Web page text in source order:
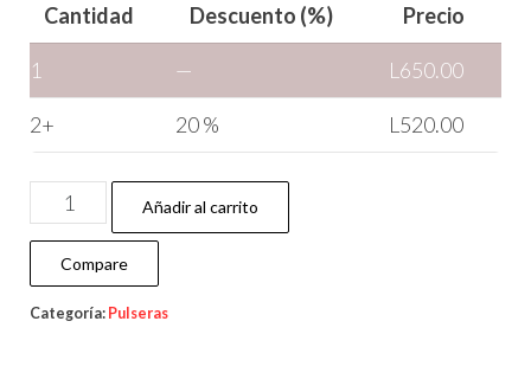
Cantidad Descuento (%) Precio
1 — L 650.00
2+ 20 % L 520.00
Añadir al carrito
Compare
Categoría: Pulseras